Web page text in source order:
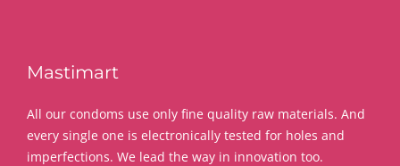
Mastimart
All our condoms use only fine quality raw materials. And
every single one is electronically tested for holes and
imperfections. We lead the way in innovation too.